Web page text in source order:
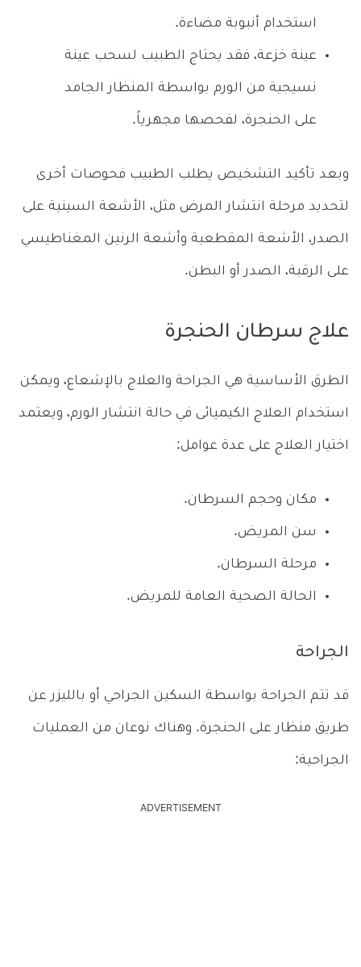
استخدام أنبوبة مضاءة.
عينة خزعة، فقد يحتاج الطبيب لسحب عينة
نسيجية من الورم بواسطة المنظار الجامد
على الحنجرة، لفحصها مجهرياً.
وبعد تأكيد التشخيص يطلب الطبيب فحوصات أخرى
لتحديد مرحلة انتشار المرض مثل، الأشعة السينية على
الصدر، الأشعة المقطعية وأشعة الرنين المغناطيسي
على الرقبة، الصدر أو البطن.
علاج سرطان الحنجرة
الطرق الأساسية هي الجراحة والعلاج بالإشعاع، ويمكن
استخدام العلاج الكيميائى في حالة انتشار الورم، ويعتمد
اختيار العلاج على عدة عوامل:
مكان وحجم السرطان.
سن المريض.
مرحلة السرطان.
الحالة الصحية العامة للمريض.
الجراحة
قد تتم الجراحة بواسطة السكين الجراحي أو بالليزر عن
طريق منظار على الحنجرة. وهناك نوعان من العمليات
الجراحية:
ADVERTISEMENT